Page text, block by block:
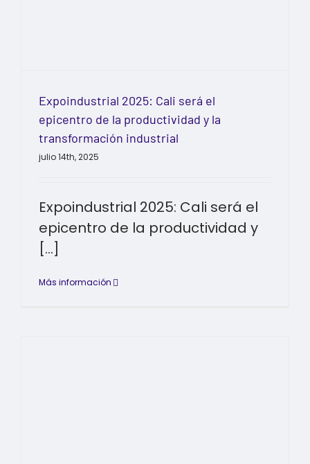
Expoindustrial 2025: Cali será el
epicentro de la productividad y la
transformación industrial
julio 14th, 2025
Expoindustrial 2025: Cali será el
epicentro de la productividad y
[...]
Más información